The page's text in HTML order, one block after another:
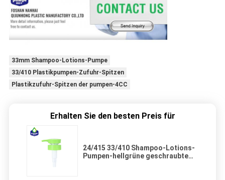
33mm Shampoo-Lotions-Pumpe
33/410 Plastikpumpen-Zufuhr-Spitzen
Plastikzufuhr-Spitzen der pumpen-4CC
Erhalten Sie den besten Preis für
24/415 33/410 Shampoo-Lotions-
Pumpen-hellgrüne geschraubte